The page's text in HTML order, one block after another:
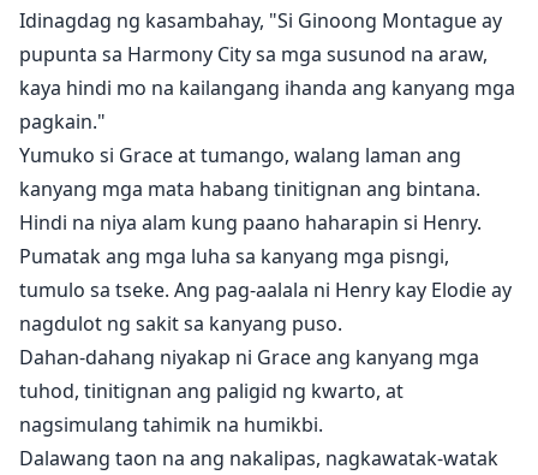
Idinagdag ng kasambahay, "Si Ginoong Montague ay
pupunta sa Harmony City sa mga susunod na araw,
kaya hindi mo na kailangang ihanda ang kanyang mga
pagkain."
Yumuko si Grace at tumango, walang laman ang
kanyang mga mata habang tinitignan ang bintana.
Hindi na niya alam kung paano haharapin si Henry.
Pumatak ang mga luha sa kanyang mga pisngi,
tumulo sa tseke. Ang pag-aalala ni Henry kay Elodie ay
nagdulot ng sakit sa kanyang puso.
Dahan-dahang niyakap ni Grace ang kanyang mga
tuhod, tinitignan ang paligid ng kwarto, at
nagsimulang tahimik na humikbi.
Dalawang taon na ang nakalipas, nagkawatak-watak